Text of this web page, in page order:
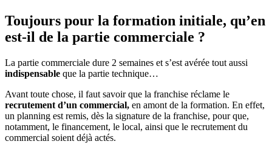
Toujours pour la formation initiale, qu’en
est-il de la partie commerciale ?
La partie commerciale dure 2 semaines et s’est avérée tout aussi
indispensable que la partie technique…
Avant toute chose, il faut savoir que la franchise réclame le
recrutement d’un commercial, en amont de la formation. En effet,
un planning est remis, dès la signature de la franchise, pour que,
notamment, le financement, le local, ainsi que le recrutement du
commercial soient déjà actés.